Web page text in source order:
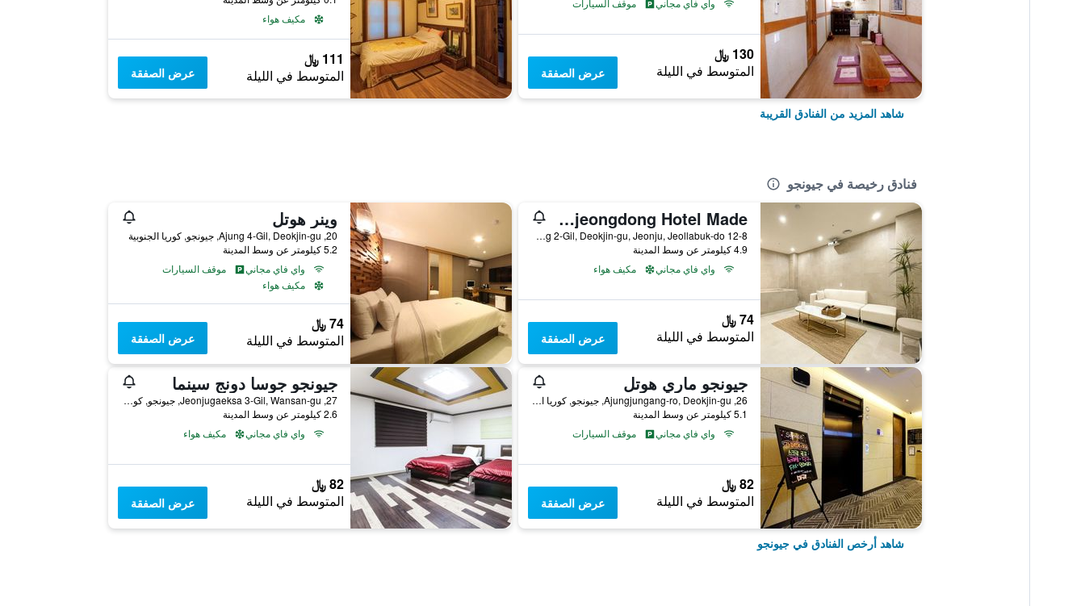
واي فاي مجاني
موقف السيارات
130 ﷼
المتوسط في الليلة عرض الصفقة
مكيف هواء
111 ﷼
المتوسط في الليلة عرض الصفقة
شاهد المزيد من الفنادق القريبة
فنادق رخيصة في جيونجو
Jeonju Sanjeongdong Hotel Made
12-8 Sanjeong 2-Gil, Deokjin-gu, Jeonju, Jeollabuk-do, جيونجو, كوريا الجنوبية
4.9 كيلومتر عن وسط المدينة
واي فاي مجاني
مكيف هواء
74 ﷼
المتوسط في الليلة عرض الصفقة
وينر هوتل
20, Ajung 4-Gil, Deokjin-gu, جيونجو, كوريا الجنوبية
5.2 كيلومتر عن وسط المدينة
واي فاي مجاني
موقف السيارات
مكيف هواء
74 ﷼
المتوسط في الليلة عرض الصفقة
جيونجو ماري هوتل
26, Ajungjungang-ro, Deokjin-gu, جيونجو, كوريا الجنوبية
5.1 كيلومتر عن وسط المدينة
واي فاي مجاني
موقف السيارات
82 ﷼
المتوسط في الليلة عرض الصفقة
جيونجو جوسا دونج سينما
27, Jeonjugaeksa 3-Gil, Wansan-gu, جيونجو, كوريا الجنوبية
2.6 كيلومتر عن وسط المدينة
واي فاي مجاني
مكيف هواء
82 ﷼
المتوسط في الليلة عرض الصفقة
شاهد أرخص الفنادق في جيونجو